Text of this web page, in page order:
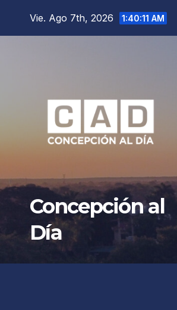
Vie. Ago 7th, 2026 1:40:13 AM
Concepción al
Día